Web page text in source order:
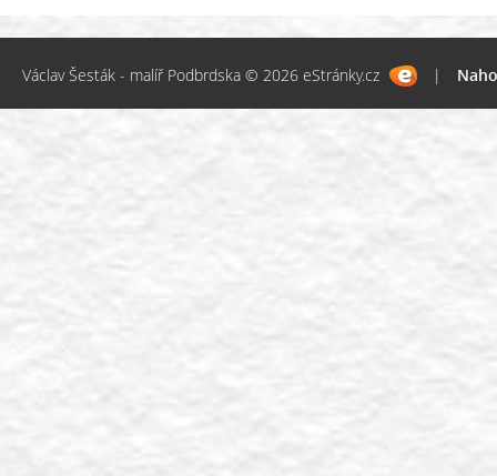
Václav Šesták - malíř Podbrdska © 2026 eStránky.cz |